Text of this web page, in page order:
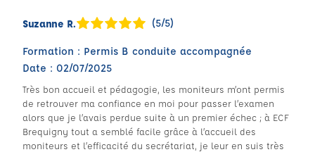
Suzanne R. (5/5)
Formation : Permis B conduite accompagnée
Date : 02/07/2025
Très bon accueil et pédagogie, les moniteurs m’ont permis
de retrouver ma confiance en moi pour passer l’examen
alors que je l’avais perdue suite à un premier échec ; à ECF
Brequigny tout a semblé facile grâce à l’accueil des
moniteurs et l’efficacité du secrétariat, je leur en suis très